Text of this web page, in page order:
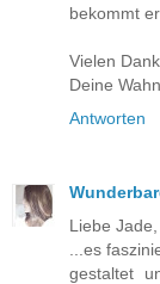
bekommt
Vielen Dank.
Deine
Antworten
Liebe Jade,
...es
gestaltet